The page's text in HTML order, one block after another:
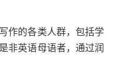
作的各类人群，包括学
非英语母语者，通过润